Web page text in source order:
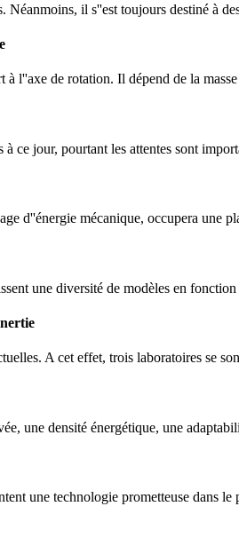
il s''est toujours destiné à
l''axe de rotation. Il dépend de la
ce jour, pourtant les attentes sont
d''énergie mécanique, occupera une
une diversité de modèles en
A cet effet, trois laboratoires se
une densité énergétique, une
une technologie prometteuse dans le